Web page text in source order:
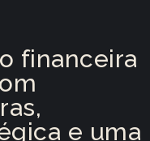
financeira
e uma